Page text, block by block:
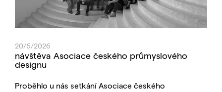
20/6/2026
návštěva Asociace českého průmyslového
designu
Proběhlo u nás setkání Asociace českého